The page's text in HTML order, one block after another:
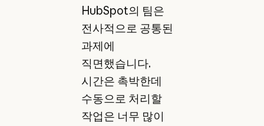
HubSpot의 팀은
전사적으로 공통된
과제에
직면했습니다.
시간은 촉박한데
수동으로 처리할
작업은 너무 많이